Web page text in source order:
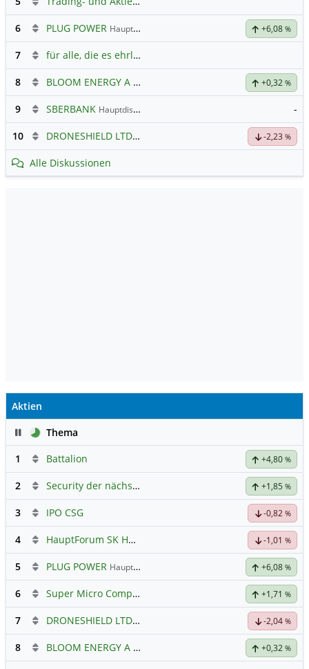
6 PLUG POWER Hauptdiskussion +6,08 %
7 für alle, die es ehrlich meinen beim Traden.
8 BLOOM ENERGY A Hauptdiskussion +0,32 %
9 SBERBANK Hauptdiskussion -
10 DRONESHIELD LTDHauptdiskussion -2,23 %
Alle Diskussionen
Aktien
PauseThema
1
Battalion +4,80 %
2 Security der nächsten Generation +1,85 %
3 IPO CSG -0,82 %
4 HauptForum SK HYNIC -1,01 %
5 PLUG POWER Hauptdiskussion +6,08 %
6 Super Micro Computer +1,71 %
7 DRONESHIELD LTDHauptdiskussion -2,04 %
8 BLOOM ENERGY A Hauptdiskussion +0,32 %